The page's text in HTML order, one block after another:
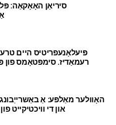
סיריאַן האָאָקאַה:
פּיעלאָנעפריטיס היים
רעמאַדיז. סימפּטאָמס פון
האָוולער מאַלפּע: אַ באַשרייַבונג
און די וויכטיקייט